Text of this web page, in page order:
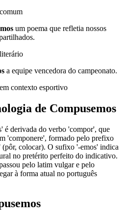
um poema que refletia nossos
a equipe vencedora do campeonato.
contexto esportivo
de Compusemos
é derivada do verbo 'compor', que
'componere', formado pelo prefixo
colocar). O sufixo '-emos' indica
no pretérito perfeito do indicativo.
pelo latim vulgar e pelo
à forma atual no português